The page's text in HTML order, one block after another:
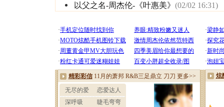
以父之名-周杰伦-《叶惠美》 (02/02 16:31)